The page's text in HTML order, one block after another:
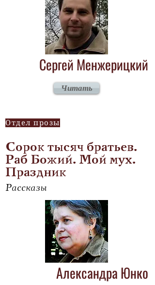
Сергей Менжерицкий
Читать
Отдел прозы
Сорок тысяч братьев.
Раб Божий. Мой мух.
Праздник
Рассказы
Александра Юнко